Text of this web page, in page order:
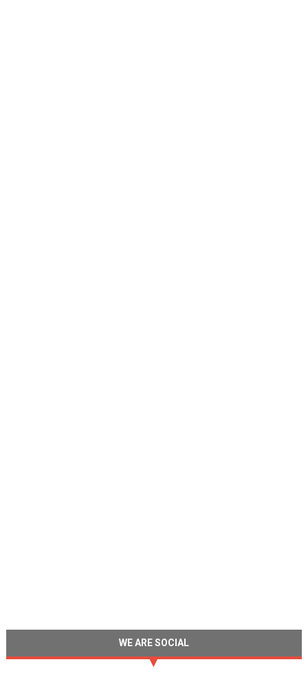
WE ARE SOCIAL